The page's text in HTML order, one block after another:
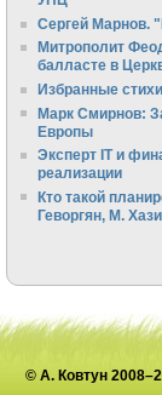
Сергей Марнов.
Митрополит
балласте в
Избранные
Марк Смирнов:
Европы
Эксперт IT и
реализации
Кто такой
Геворгян, М.
© А. Ковтун